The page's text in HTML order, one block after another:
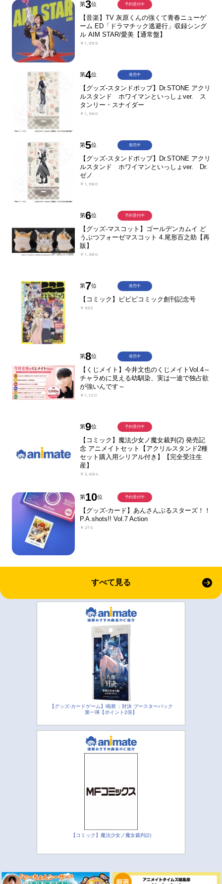
第3位
【音楽】TV 灰原くんの強くて青春ニューゲ
ーム ED「ドラマチック逃避行」収録シング
ル AIM STAR/愛美【通常盤】
￥1,999
予約受付中
第4位
【グッズ-スタンドポップ】Dr.STONE アクリ
ルスタンド ホワイマンといっしょver. ス
タンリー・スナイダー
￥1,980
発売中
第5位
【グッズ-スタンドポップ】Dr.STONE アクリ
ルスタンド ホワイマンといっしょver. Dr.
ゼノ
￥1,980
発売中
第6位
【グッズ-マスコット】ゴールデンカムイ ど
うぶつフォーゼマスコット 4.尾形百之助【再
販】
￥1,980
予約受付中
第7位
【コミック】ビビビコミック創刊記念号
￥935
発売中
第8位
【くじメイト】今井文也のくじメイトVol.4～
チャラめに見える幼馴染、実は一途で独占欲
が強いんです～
￥1,100
発売中
第9位
【コミック】魔法少女ノ魔女裁判(2) 発売記
念 アニメイトセット【アクリルスタンド2種
セット購入用シリアル付き】【完全受注生
産】
￥2,684
予約受付中
第10位
【グッズ-カード】あんさんぶるスターズ！！
P.A.shots!! Vol.7 Action
￥275
予約受付中
すべて見る
【グッズ-カードゲーム】鳴潮 ：対決 ブースターパック
第一弾【ポイント2倍】
【コミック】魔法少女ノ魔女裁判(2)